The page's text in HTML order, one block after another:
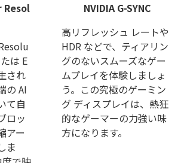
Resol
は E
され
の AI
て自
ロッ
アー
ま
NVIDIA G-SYNC
高リフレッシュ レートや
HDR などで、ティアリン
グのないスムーズなゲー
ムプレイを体験しましょ
う。この究極のゲーミン
グ ディスプレイは、熱狂
的なゲーマーの力強い味
方になります。